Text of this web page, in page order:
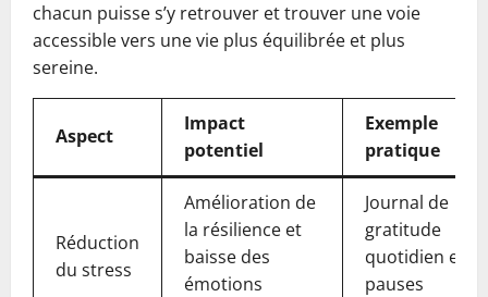
chacun puisse s’y retrouver et trouver une voie
accessible vers une vie plus équilibrée et plus
sereine.
Aspect
Impact
potentiel
Exemple
pratique
Réduction
du stress
Amélioration de
la résilience et
baisse des
émotions
Journal de
gratitude
quotidien et
pauses